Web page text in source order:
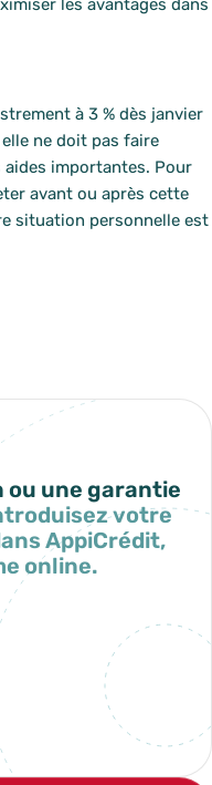
les avantages dans
à 3 % dès janvier
ne doit pas faire
importantes. Pour
avant ou après cette
situation personnelle est
Mute
ou une garantie
votre
AppiCrédit,
online.